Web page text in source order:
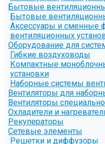
Бытовые
Бытовые
Аксессуары и сменные
вентиляционных
Оборудование для
Гибкие воздуховоды
Компактные
установки
Наборные системы
Вентиляторы для
Вентиляторы
Охладители и
Рекуператоры
Сетевые элементы
Решетки и диффузоры